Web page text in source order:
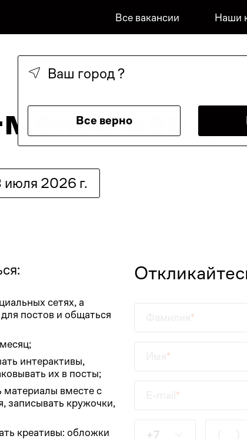
Все вакансии Наши
Ваш город?
Все верно
июля 2026 г.
сетях, а
постов и общаться
интерактивы,
их в посты;
материалы вместе с
записывать кружочки,
креативы: обложки
+7